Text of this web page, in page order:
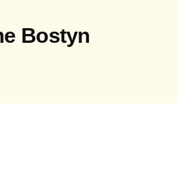
Bostyn